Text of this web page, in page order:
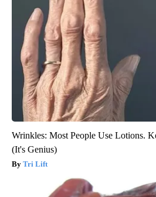
Wrinkles: Most People Use Lotions.
(It's Genius)
Tri Lift